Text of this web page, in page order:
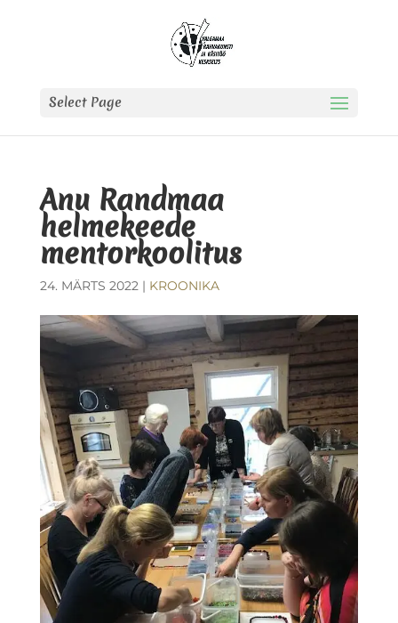
Select Page
Anu Randmaa
helmekeede
mentorkoolitus
24. MÄRTS 2022| KROONIKA